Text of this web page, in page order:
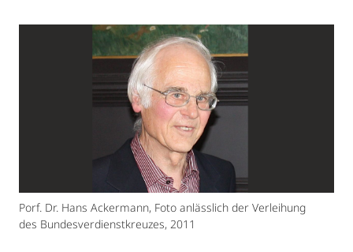
Porf. Dr. Hans Ackermann, Foto anlässlich der Verleihung
des Bundesverdienstkreuzes, 2011